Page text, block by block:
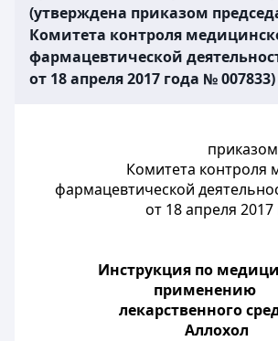
(утверждена приказом
Комитета контроля
фармацевтической
от 18 апреля 2017 года № 007833)
Комитета контроля
фармацевтической
от 18 апреля
Инструкция по
применению
лекарственного
Аллохол